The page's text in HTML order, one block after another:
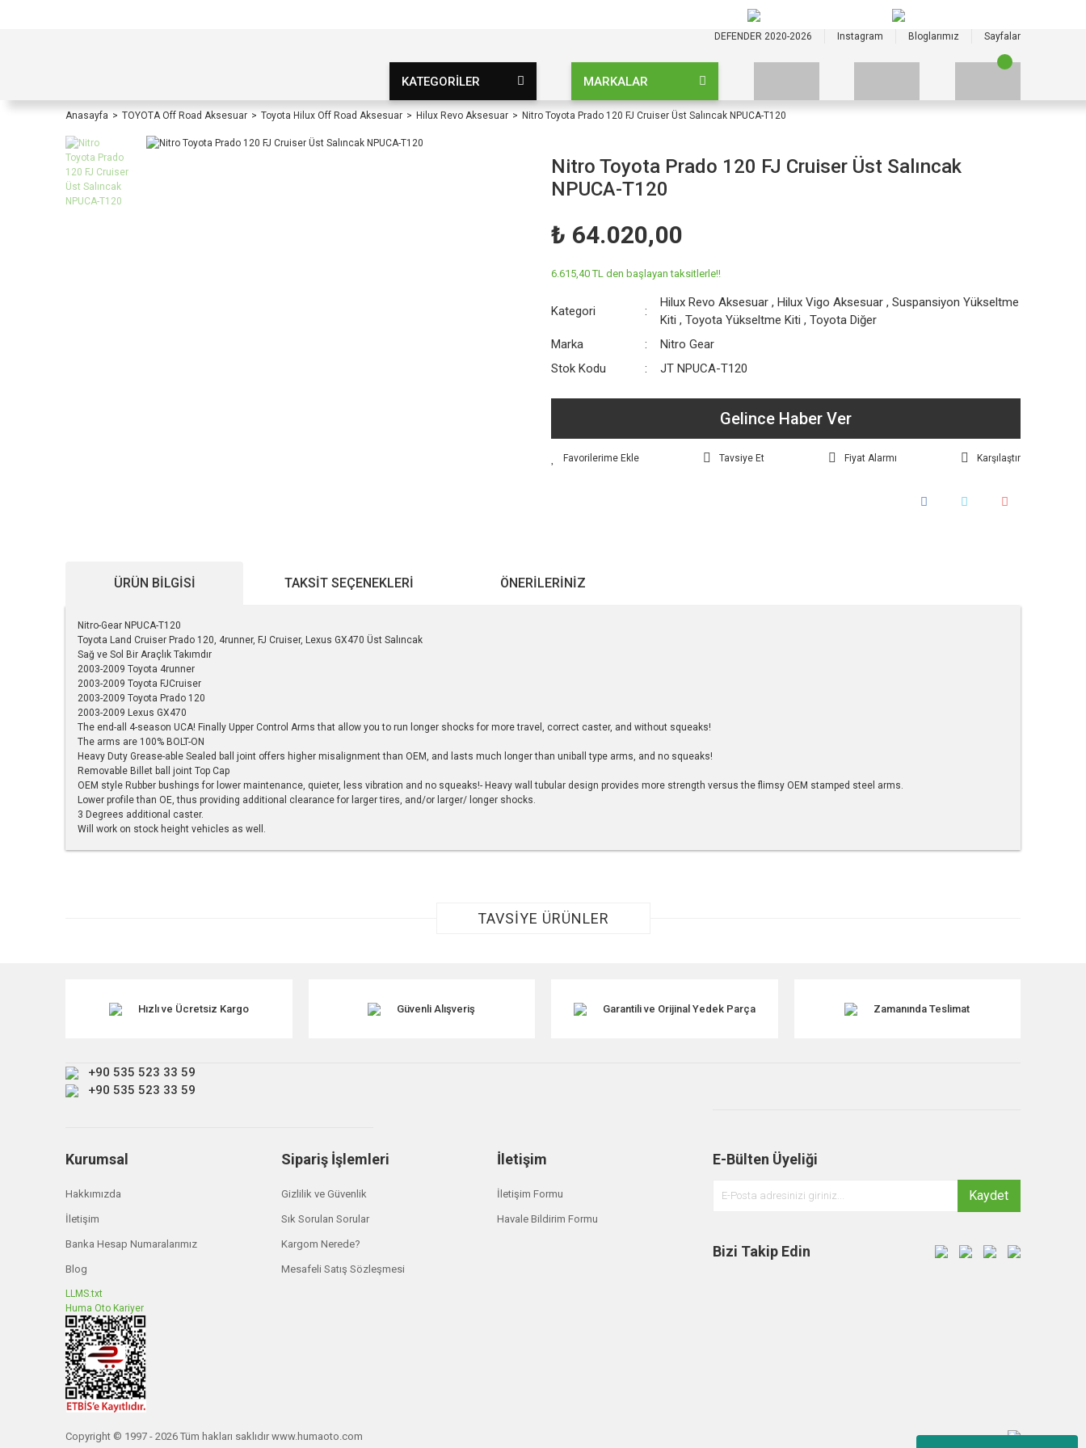
DEFENDER 2020-2026 Instagram Bloglarımız Sayfalar
KATEGORİLER MARKALAR
Anasayfa TOYOTA Off Road Aksesuar Toyota Hilux Off Road Aksesuar Hilux Revo Aksesuar Nitro Toyota Prado 120 FJ Cruiser Üst Salıncak NPUCA-T120
Nitro Toyota Prado 120 FJ Cruiser Üst Salıncak
NPUCA-T120
₺ 64.020,00
6.615,40 TL den başlayan taksitlerle!!
Kategori
Hilux Revo Aksesuar ,Hilux Vigo Aksesuar ,Suspansiyon Yükseltme
Kiti ,Toyota Yükseltme Kiti ,Toyota Diğer
Marka
Nitro Gear
Stok Kodu
JT NPUCA-T120
Gelince Haber Ver
Tavsiye Et Fiyat Alarmı Karşılaştır
ÜRÜN BILGISI TAKSIT SEÇENEKLERI ÖNERILERINIZ
Nitro-Gear NPUCA-T120
Toyota Land Cruiser Prado 120, 4runner, FJ Cruiser, Lexus GX470 Üst Salıncak
Sağ ve Sol Bir Araçlık Takımdır
2003-2009 Toyota 4runner
2003-2009 Toyota FJCruiser
2003-2009 Toyota Prado 120
2003-2009 Lexus GX470
The end-all 4-season UCA! Finally Upper Control Arms that allow you to run longer shocks for more travel, correct caster, and without squeaks!
The arms are 100% BOLT-ON
Heavy Duty Grease-able Sealed ball joint offers higher misalignment than OEM, and lasts much longer than uniball type arms, and no squeaks!
Removable Billet ball joint Top Cap
OEM style Rubber bushings for lower maintenance, quieter, less vibration and no squeaks!- Heavy wall tubular design provides more strength versus the flimsy OEM stamped steel arms.
Lower profile than OE, thus providing additional clearance for larger tires, and/or larger/ longer shocks.
3 Degrees additional caster.
Will work on stock height vehicles as well.
Bu ürüne benzer farklı alternatifler olmalı.
TAVSİYE ÜRÜNLER
Ironman 4x4
UCA001A Ön Üst Salıncak Pro-Forge Hilux Prado FJ Cruiser
₺ 43.650,00
Hızlı ve Ücretsiz Kargo Güvenli Alışveriş Garantili ve Orijinal Yedek Parça Zamanında Teslimat
+90 535 523 33 59
+90 535 523 33 59
Kurumsal
Hakkımızda
İletişim
Banka Hesap Numaralarımız
Blog
LLMS.txt
Huma Oto Kariyer
Sipariş İşlemleri
Gizlilik ve Güvenlik
Sık Sorulan Sorular
Kargom Nerede?
Mesafeli Satış Sözleşmesi
İletişim
İletişim Formu
Havale Bildirim Formu
E-Bülten Üyeliği
Kaydet
Bizi Takip Edin
Copyright © 1997 - 2026 Tüm hakları saklıdır www.humaoto.com